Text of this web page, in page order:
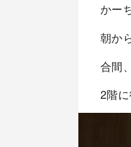
かー
朝か
合間
2階